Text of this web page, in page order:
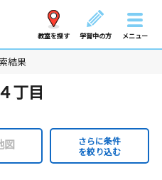
教室を探す 学習中の方 メニュー
結果
丁目
図
さらに条件
を絞り込む